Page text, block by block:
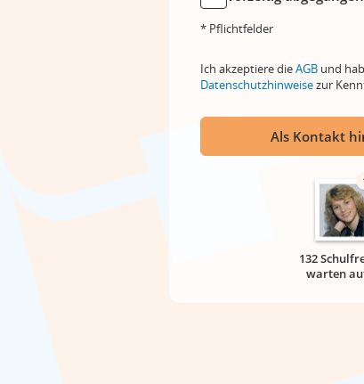
* Pflichtfelder
Ich akzeptiere dieAGB und
Datenschutzhinweisezur
Als Kontakt
132
warten